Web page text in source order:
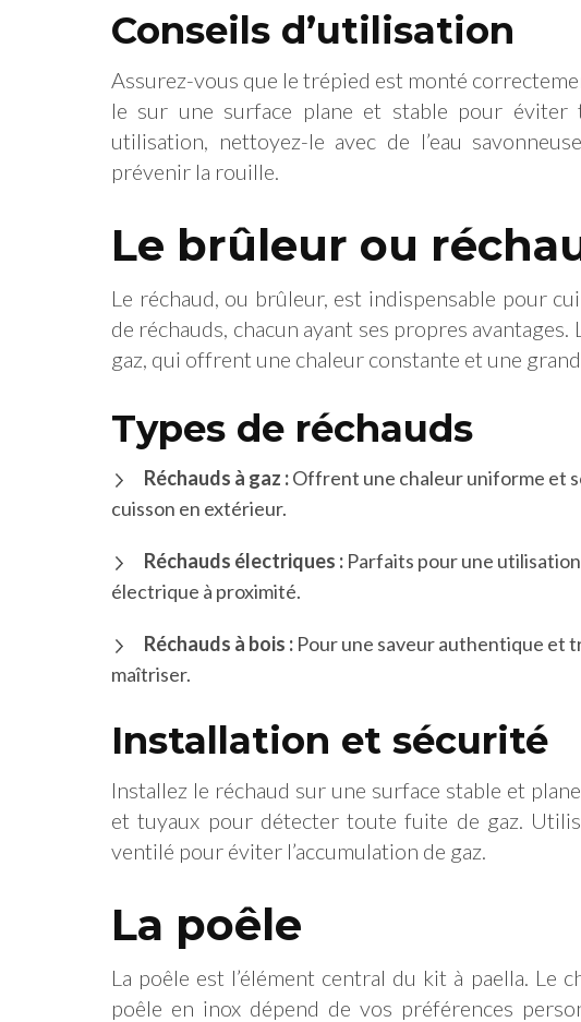
Conseils d’utilisation
Assurez-vous que le trépied est monté
le sur une surface plane et stable pour éviter
utilisation, nettoyez-le avec de l’eau
prévenir la rouille.
Le brûleur ou
Le réchaud, ou brûleur, est indispensable pour
de réchauds, chacun ayant ses propres
gaz, qui offrent une chaleur constante et une
Types de réchauds
Réchauds à gaz :Offrent une chaleur uniforme et
cuisson en extérieur.
Réchauds électriques : Parfaits pour une
électrique à proximité.
Réchauds à bois : Pour une saveur authentique et
maîtriser.
Installation et sécurité
Installez le réchaud sur une surface stable et
et tuyaux pour détecter toute fuite de gaz.
ventilé pour éviter l’accumulation de gaz.
La poêle
La poêle est l’élément central du kit à paella. Le
poêle en inox dépend de vos préférences